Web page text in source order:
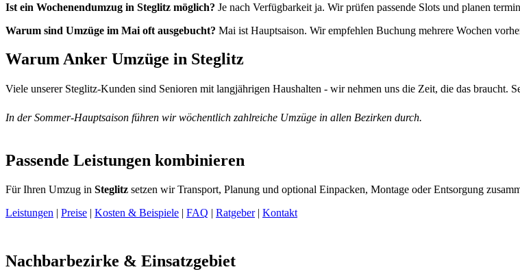
Ist ein Wochenendumzug in Steglitz möglich? Je nach Verfügbarkeit ja. Wir prüfen passende Slots und planen
Warum sind Umzüge im Mai oft ausgebucht? Mai ist Hauptsaison. Wir empfehlen Buchung mehrere Wochen
Warum Anker Umzüge in Steglitz
Viele unserer Steglitz-Kunden sind Senioren mit langjährigen Haushalten - wir nehmen uns die Zeit, die das braucht.
In der Sommer-Hauptsaison führen wir wöchentlich zahlreiche Umzüge in allen Bezirken durch.
Passende Leistungen kombinieren
Für Ihren Umzug in Steglitz setzen wir Transport, Planung und optional Einpacken, Montage oder Entsorgung
Leistungen | Preise | Kosten & Beispiele | FAQ | Ratgeber| Kontakt
Nachbarbezirke & Einsatzgebiet